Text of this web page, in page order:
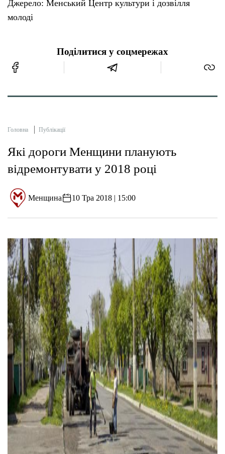
Джерело: Менський Центр культури і дозвілля
молоді
Поділитися у соцмережах
Головна Публікації
Які дороги Менщини планують
відремонтувати у 2018 році
Менщина 10 Тра 2018 | 15:00